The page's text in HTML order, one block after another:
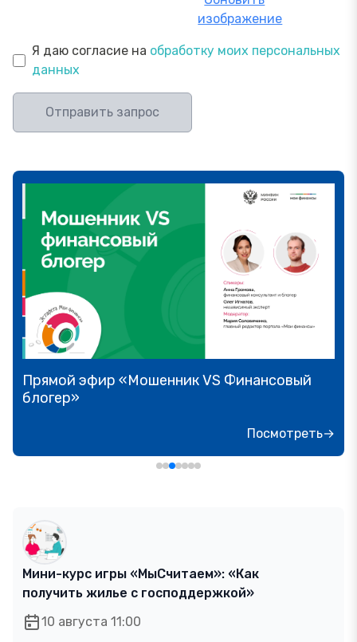
изображение
Я даю согласие на обработку моих персональных
данных
Отправить запрос
Прямой эфир «Мошенник VS Финансовый
блогер»
Посмотреть→
Мини-курс игры «МыСчитаем»: «Как
получить жилье с господдержкой»
10 августа 11:00